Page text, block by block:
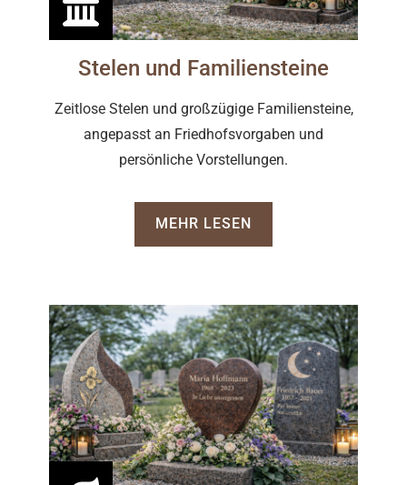
Stelen und Familiensteine
Zeitlose Stelen und großzügige Familiensteine,
angepasst an Friedhofsvorgaben und
persönliche Vorstellungen.
MEHR LESEN